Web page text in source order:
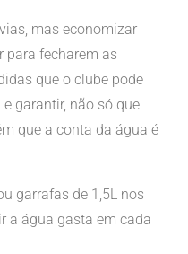
mas economizar
para fecharem as
que o clube pode
garantir, não só que
que a conta da água é
garrafas de 1,5L nos
a água gasta em cada